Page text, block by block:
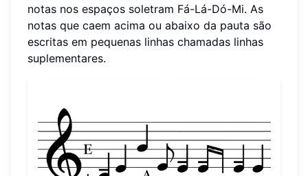
notas nos espaços soletram Fá-Lá-Dó-Mi. As
notas que caem acima ou abaixo da pauta são
escritas em pequenas linhas chamadas linhas
suplementares.